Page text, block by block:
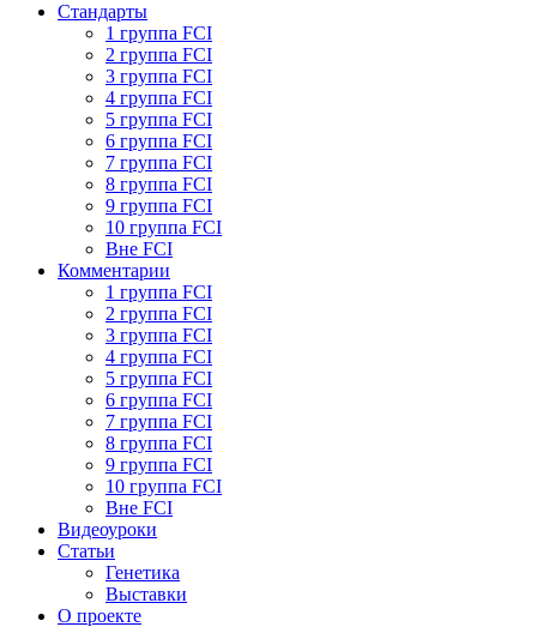
Стандарты
1 группа FCI
2 группа FCI
3 группа FCI
4 группа FCI
5 группа FCI
6 группа FCI
7 группа FCI
8 группа FCI
9 группа FCI
10 группа FCI
Вне FCI
Комментарии
1 группа FCI
2 группа FCI
3 группа FCI
4 группа FCI
5 группа FCI
6 группа FCI
7 группа FCI
8 группа FCI
9 группа FCI
10 группа FCI
Вне FCI
Видеоуроки
Статьи
Генетика
Выставки
О проекте